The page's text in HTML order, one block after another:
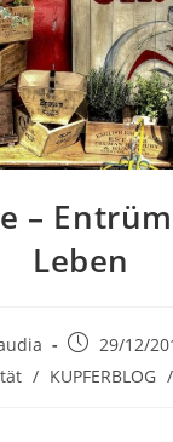
–
Leben
29/12/
/ KUPFERBLOG /